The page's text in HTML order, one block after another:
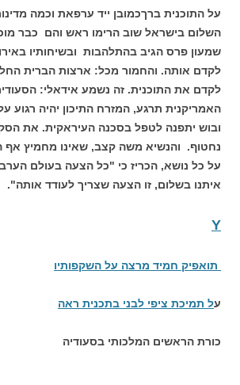
על התוכנית ברךכמובן ייד ערפאת וכמה מדינות
השלום בישראל שוב הרימו ראש והם כבר
שמעון פרס הגיב בהתלהבות ובשיחותיו
לקדם אותה. והחמור מכל: ארצות הברית החלה
לקדם את התוכנית. זה נשמע אידאלי: הסעודים
האמריקנית תרגע, המזרח התיכון יהיה רגוע על
ובוש יתפנה לטפל בסכנה העיראקית. את
נחטוף. והנשיא משה קצב, שאינו מחמיץ אף
על כל נושא, הכריז כי "כל הצעה בעולם הערבי
איתנו בשלום, זו הצעה שצריך לעודד אותה".
תואפיק חמיד מרצה על השקפותיו
ל תמיכת ציפי לבני בתכנית ראה
כורת הראשים המלכותי בסעודיה